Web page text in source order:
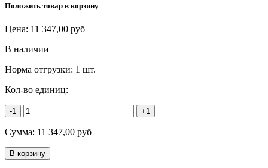
Положить товар в корзину
Цена: 11 347,00 руб
В наличии
Норма отгрузки: 1 шт.
Кол-во единиц:
-1 +1
Сумма: 11 347,00 руб